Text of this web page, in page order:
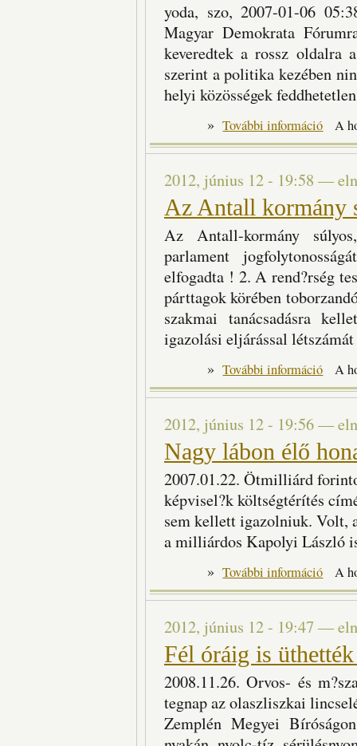
yoda, szo, 2007-01-06
Magyar Demokrata
keveredtek a rossz
szerint a politika kezében
helyi közösségek
» További információ AA
2012, június 12 - 19:58 —
Az Antall kormány
Az Antall-kormány
parlament
elfogadta ! 2. A rend?rség
párttagok körében
szakmai tanácsadásra
igazolási eljárással
» További információ AzA
2012, június 12 - 19:56—
Nagy lábon élő
2007.01.22. Ötmilliárd
képvisel?k költségtérítés
sem kellett igazolniuk. Volt,
a milliárdos Kapolyi László
» További információ Nagy
A
2012, június 12 - 19:47 —
Fél óráig is
2008.11.26. Orvos- és
tegnap az olaszliszkai
Zemplén Megyei